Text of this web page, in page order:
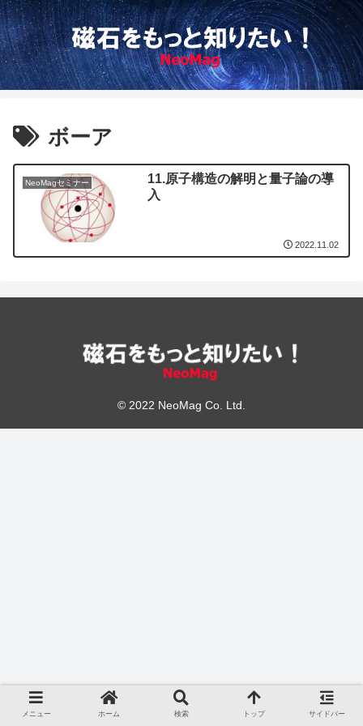
ボーア
NeoMagセミナー
11.原子構造の解明と量子論の導
入
2022.11.02
© 2022 NeoMag Co. Ltd.
メニュー ホーム 検索 トップ サイドバー